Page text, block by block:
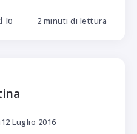
Io 2 minuti di lettura
12 Luglio 2016